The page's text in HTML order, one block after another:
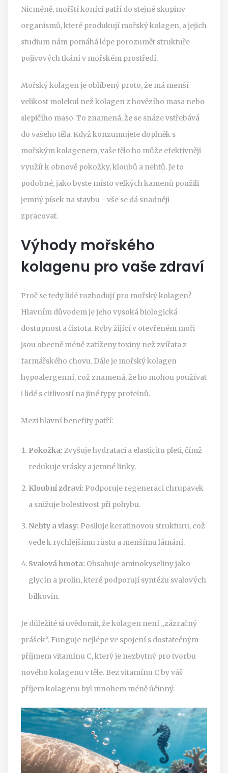
Nicméně, mořští koníci patří do stejné skupiny
organismů, které produkují mořský kolagen, a jejich
studium nám pomáhá lépe porozumět struktuře
pojivových tkání v mořském prostředí.
Mořský kolagen je oblíbený proto, že má menší
velikost molekul než kolagen z hovězího masa nebo
slepičího maso. To znamená, že se snáze vstřebává
do vašeho těla. Když konzumujete doplněk s
mořským kolagenem, vaše tělo ho může efektivněji
využít k obnově pokožky, kloubů a nehtů. Je to
podobné, jako byste místo velkých kamenů použili
jemný písek na stavbu - vše se dá snadněji
zpracovat.
Výhody mořského
kolagenu pro vaše zdraví
Proč se tedy lidé rozhodují pro mořský kolagen?
Hlavním důvodem je jeho vysoká biologická
dostupnost a čistota. Ryby žijící v otevřeném moři
jsou obecně méně zatíženy toxiny než zvířata z
farmářského chovu. Dále je mořský kolagen
hypoalergenní, což znamená, že ho mohou používat
i lidé s citlivostí na jiné typy proteinů.
Mezi hlavní benefity patří:
Pokožka: Zvyšuje hydrataci a elasticitu pleti, čímž
redukuje vrásky a jemné linky.
Kloubní zdraví: Podporuje regeneraci chrupavek
a snižuje bolestivost při pohybu.
Nehty a vlasy: Posiluje keratinovou strukturu, což
vede k rychlejšímu růstu a menšímu lámání.
Svalová hmota: Obsahuje aminokyseliny jako
glycín a prolin, které podporují syntézu svalových
bílkovin.
Je důležité si uvědomit, že kolagen není „zázračný
prášek“. Funguje nejlépe ve spojení s dostatečným
příjmem vitamínu C, který je nezbytný pro tvorbu
nového kolagenu v těle. Bez vitamínu C by váš
příjem kolagenu byl mnohem méně účinný.